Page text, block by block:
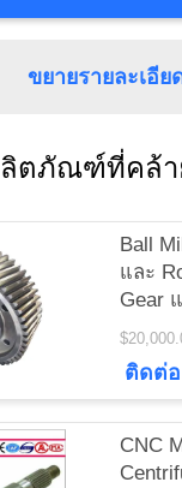
ขยายรายละเอีย
ตภัณฑ์ที่คล้า
Ball
และ
Gear
Pinion
ติดต่อ
CNC